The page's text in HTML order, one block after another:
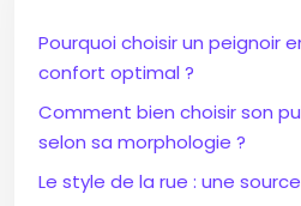
Pourquoi choisir un peignoir
confort optimal ?
Comment bien choisir son
selon sa morphologie ?
Le style de la rue : une